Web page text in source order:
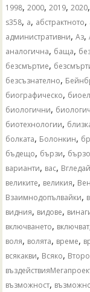
1998,2000,2019,2020
s358, а, абстрактното,
административни,Аз,
аналогична, баща,
безсмъртие,
безсъзнателно,
биографическо,
биологични,
биотехнологии,
болката, Болонкин,
бъдещо, бързи,
варианти, вас, Вгледай
великите, великия,
Взаимнодопълвайки,
видния, видове,
включването, включват
воля, волята, време,
всякакви, Всяко,
възможност,